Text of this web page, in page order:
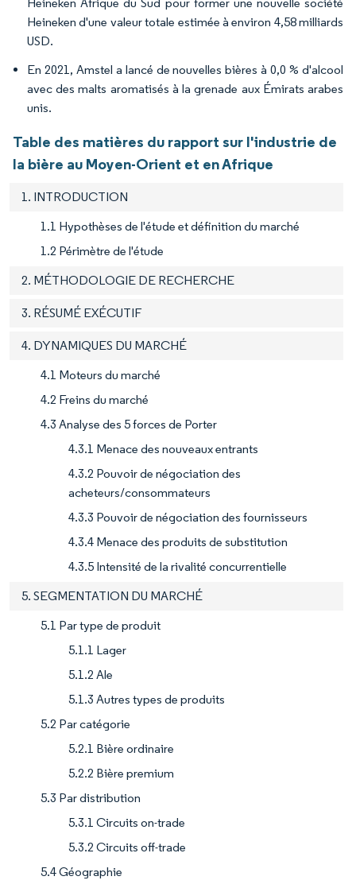
Heineken d'une valeur totale estimée à environ 4,58 milliards
USD.
En 2021, Amstel a lancé de nouvelles bières à 0,0 % d'alcool
avec des malts aromatisés à la grenade aux Émirats arabes
unis.
Table des matières du rapport sur l'industrie de
la bière au Moyen-Orient et en Afrique
1. INTRODUCTION
1.1 Hypothèses de l'étude et définition du marché
1.2 Périmètre de l'étude
2. MÉTHODOLOGIE DE RECHERCHE
3. RÉSUMÉ EXÉCUTIF
4. DYNAMIQUES DU MARCHÉ
4.1 Moteurs du marché
4.2 Freins du marché
4.3 Analyse des 5 forces de Porter
4.3.1 Menace des nouveaux entrants
4.3.2 Pouvoir de négociation des
acheteurs/consommateurs
4.3.3 Pouvoir de négociation des fournisseurs
4.3.4 Menace des produits de substitution
4.3.5 Intensité de la rivalité concurrentielle
5. SEGMENTATION DU MARCHÉ
5.1 Par type de produit
5.1.1 Lager
5.1.2 Ale
5.1.3 Autres types de produits
5.2 Par catégorie
5.2.1 Bière ordinaire
5.2.2 Bière premium
5.3 Par distribution
5.3.1 Circuits on-trade
5.3.2 Circuits off-trade
5.4 Géographie